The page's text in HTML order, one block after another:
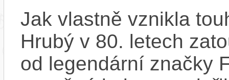
Jak vlastně vznikla
Hrubý v 80. letech
od legendární značky